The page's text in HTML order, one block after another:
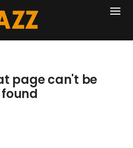
404
page can't be
found